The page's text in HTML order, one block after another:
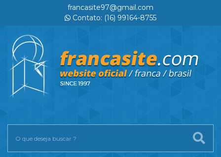
francasite97@gmail.com
Contato: (16) 99164-8755